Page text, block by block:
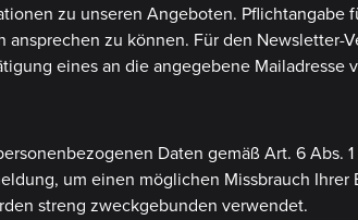
zu unseren Angeboten. Pflichtangabe
zu können. Für den Newsletter-
eines an die angegebene
Daten gemäß Art. 6 Abs.
um einen möglichen Missbrauch
streng zweckgebunden verwendet.